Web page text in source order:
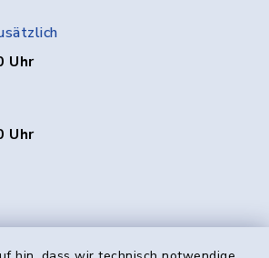
Uhr
Uhr